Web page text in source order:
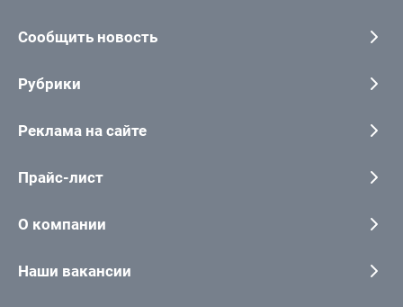
Сообщить новость
Рубрики
Реклама на сайте
Прайс-лист
О компании
Наши вакансии